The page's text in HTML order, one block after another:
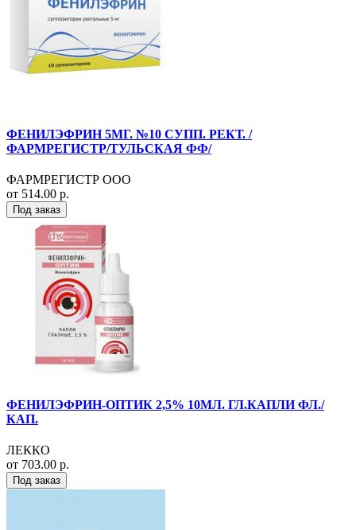
ФЕНИЛЭФРИН 5МГ. №10 СУПП. РЕКТ. /
ФАРМРЕГИСТР/ТУЛЬСКАЯ ФФ/
ФАРМРЕГИСТР ООО
от 514.00 р.
Под заказ
ФЕНИЛЭФРИН-ОПТИК 2,5% 10МЛ. ГЛ.КАПЛИ ФЛ./
КАП.
ЛЕККО
от 703.00 р.
Под заказ